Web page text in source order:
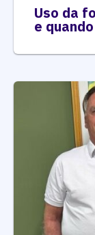
Uso da
e